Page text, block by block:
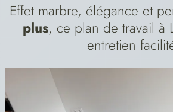
Effet marbre, élégance et
plus, ce plan de travail à
entretien